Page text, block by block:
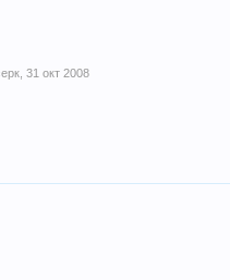
31 окт 2008